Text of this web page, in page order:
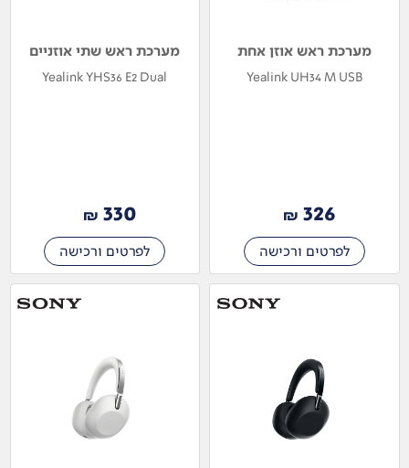
מערכת ראש אוזן אחת
Yealink UH34 M USB
326
₪
לפרטים ורכישה
מערכת ראש שתי אוזניים
Yealink YHS36 E2 Dual
330
₪
לפרטים ורכישה